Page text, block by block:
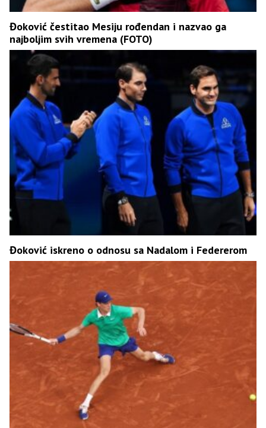
Đoković čestitao Mesiju rođendan i nazvao ga
najboljim svih vremena (FOTO)
Đoković iskreno o odnosu sa Nadalom i Federerom